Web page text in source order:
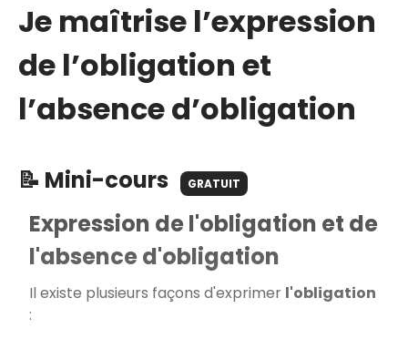
Je maîtrise l’expression
de l’obligation et
l’absence d’obligation
📝 Mini-cours GRATUIT
Expression de l'obligation et de
l'absence d'obligation
Il existe plusieurs façons d'exprimer l'obligation
: